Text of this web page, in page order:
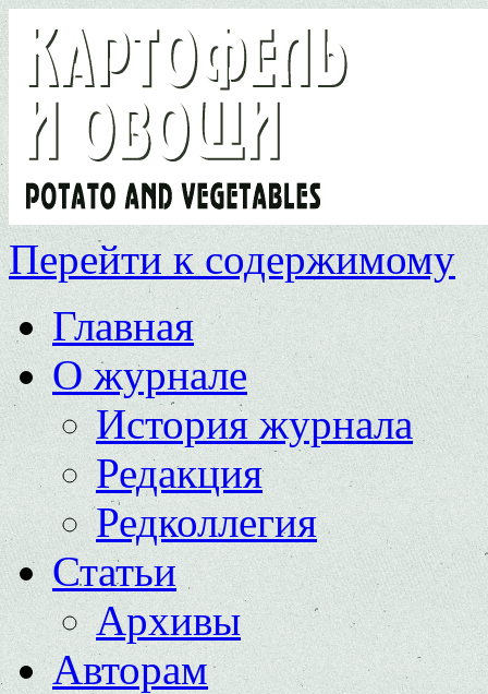
Перейти к содержимому
Главная
О журнале
История журнала
Редакция
Редколлегия
Статьи
Архивы
Авторам